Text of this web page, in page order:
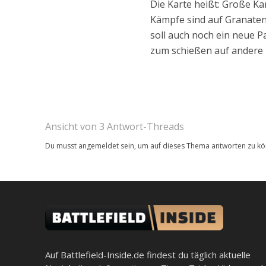
Die Karte heißt: Große
Kämpfe sind auf
soll auch noch ein neue
zum schießen auf andere
Ansicht von 3 Antwort-Threads
Du musst angemeldet sein, um auf dieses Thema antworten zu
Auf Battlefield-Inside.de findest du täglich aktuelle